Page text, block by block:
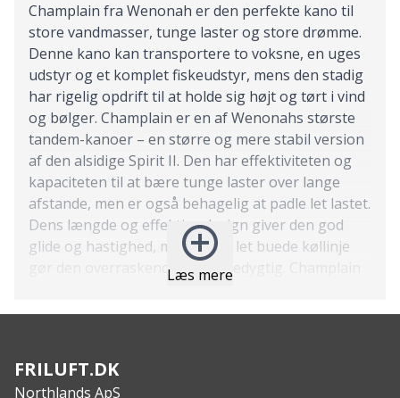
Læs mere
Champlain fra Wenonah er den perfekte kano til
store vandmasser, tunge laster og store drømme.
Denne kano kan transportere to voksne, en uges
udstyr og et komplet fiskeudstyr, mens den stadig
har rigelig opdrift til at holde sig højt og tørt i vind
og bølger. Champlain er en af Wenonahs største
tandem-kanoer – en større og mere stabil version
af den alsidige Spirit II. Den har effektiviteten og
kapaciteten til at bære tunge laster over lange
afstande, men er også behagelig at padle let lastet.
Dens længde og effektive design giver den god
glide og hastighed, mens dens let buede køllinje
gør den overraskende manøvredygtig. Champlain
under udfordrende forhold. Dens stabilitet og
tage dig til store søer og åbent vand, eller hvis du
FRILUFT.DK
Northlands ApS